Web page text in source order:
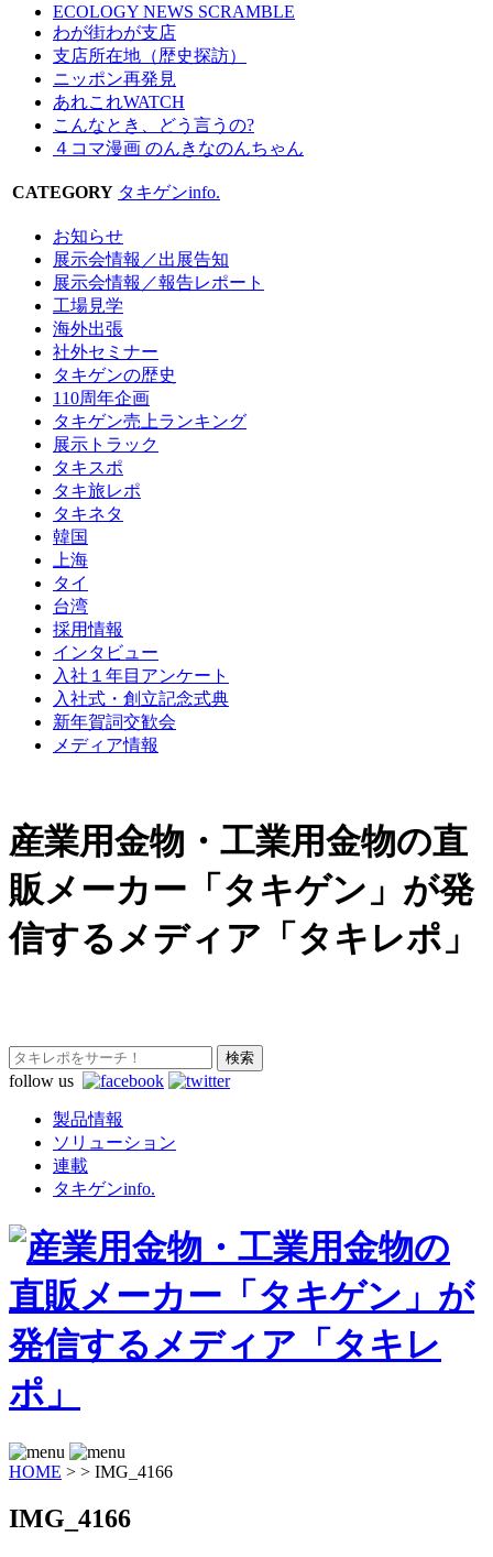
ECOLOGY NEWS SCRAMBLE
わが街わが支店
支店所在地（歴史探訪）
ニッポン再発見
あれこれWATCH
こんなとき、どう言うの?
４コマ漫画 のんきなのんちゃん
CATEGORY タキゲンinfo.
お知らせ
展示会情報／出展告知
展示会情報／報告レポート
工場見学
海外出張
社外セミナー
タキゲンの歴史
110周年企画
タキゲン売上ランキング
展示トラック
タキスポ
タキ旅レポ
タキネタ
韓国
上海
タイ
台湾
採用情報
インタビュー
入社１年目アンケート
入社式・創立記念式典
新年賀詞交歓会
メディア情報
産業用金物・工業用金物の直
販メーカー「タキゲン」が発
信するメディア「タキレポ」
follow us
製品情報
ソリューション
連載
タキゲンinfo.
HOME > > IMG_4166
IMG_4166